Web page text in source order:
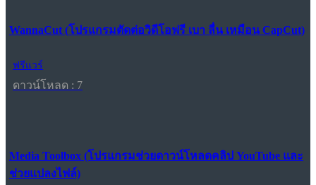
WannaCut (โปรแกรมตัดต่อวิดีโอฟรี เบา ลื่น เหมือน CapCut)
ฟรีแวร์
ดาวน์โหลด : 7
Media Toolbox (โปรแกรมช่วยดาวน์โหลดคลิป YouTube และ
ช่วยแปลงไฟล์)